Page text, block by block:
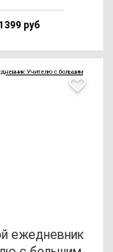
1399 руб
ежед­нев­ник